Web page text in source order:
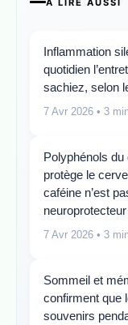
Inflammation
quotidien
sachiez, selon
7 Avr 2026 • 3
Polyphénols
protège le
caféine n’est
neuroprotecteur
7 Avr 2026 • 3
Sommeil et
confirment que
souvenirs